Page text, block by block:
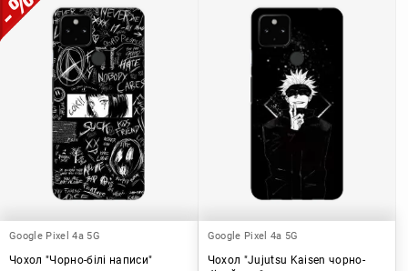
Google Pixel 4a 5G
Чохол "Чорно-білі написи"
Google Pixel 4a 5G
Чохол "Jujutsu Kaisen чорно-